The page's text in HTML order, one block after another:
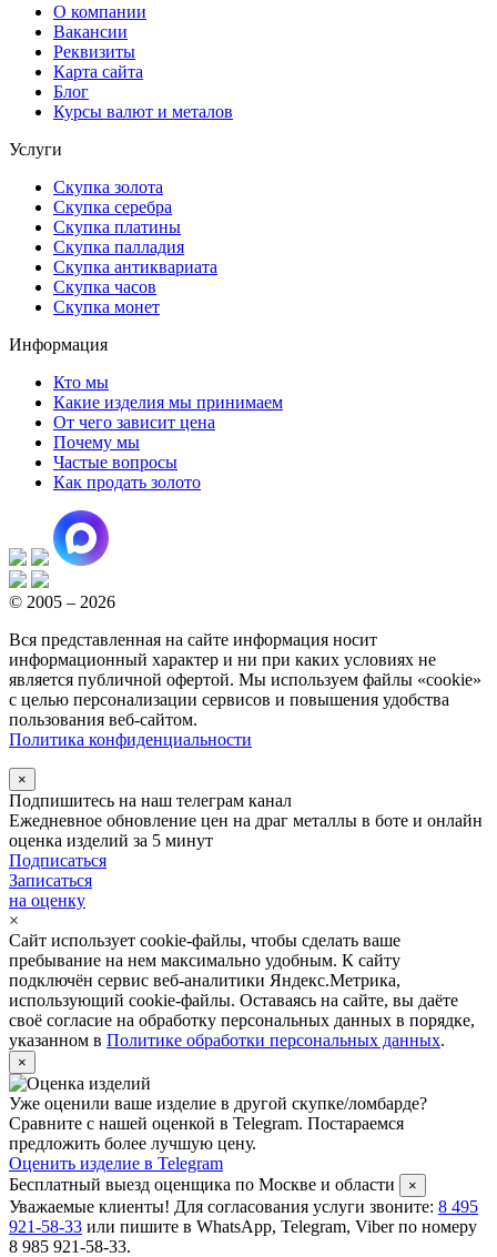
О компании
Вакансии
Реквизиты
Карта сайта
Блог
Курсы валют и металов
Услуги
Скупка золота
Скупка серебра
Скупка платины
Скупка палладия
Скупка антиквариата
Скупка часов
Скупка монет
Информация
Кто мы
Какие изделия мы принимаем
От чего зависит цена
Почему мы
Частые вопросы
Как продать золото
© 2005 – 2026
Вся представленная на сайте информация носит
информационный характер и ни при каких условиях не
является публичной офертой. Мы используем файлы «cookie»
с целью персонализации сервисов и повышения удобства
пользования веб-сайтом.
Политика конфиденциальности
×
Подпишитесь на наш телеграм канал
Ежедневное обновление цен на драг металлы в боте и онлайн
оценка изделий за 5 минут
Подписаться
Записаться
на оценку
×
Сайт использует cookie-файлы, чтобы сделать ваше
пребывание на нем максимально удобным. К сайту
подключён сервис веб-аналитики Яндекс.Метрика,
использующий cookie-файлы. Оставаясь на сайте, вы даёте
своё согласие на обработку персональных данных в порядке,
указанном в Политике обработки персональных данных.
×
Уже оценили ваше изделие в другой скупке/ломбарде?
Сравните с нашей оценкой в Telegram. Постараемся
предложить более лучшую цену.
Оценить изделие в Telegram
Бесплатный выезд оценщика по Москве и области
×
Уважаемые клиенты! Для согласования услуги звоните: 8 495
921-58-33 или пишите в WhatsApp, Telegram, Viber по номеру
8 985 921-58-33.